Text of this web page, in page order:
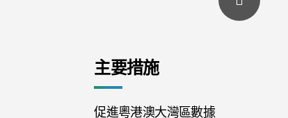
主要措施
促進粵港澳大灣區數據